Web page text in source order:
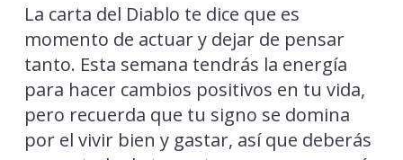
La carta del Diablo te dice que es
momento de actuar y dejar de pensar
tanto. Esta semana tendrás la energía
para hacer cambios positivos en tu vida,
pero recuerda que tu signo se domina
por el vivir bien y gastar, así que deberás